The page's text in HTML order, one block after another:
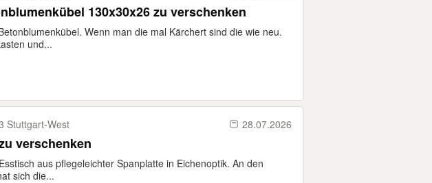
130x30x26 zu verschenken
Wenn man die mal Kärchert sind die wie neu.
und...
Stuttgart-​West 28.07.2026
verschenken
aus pflegeleichter Spanplatte in Eichenoptik. An den
sich die...